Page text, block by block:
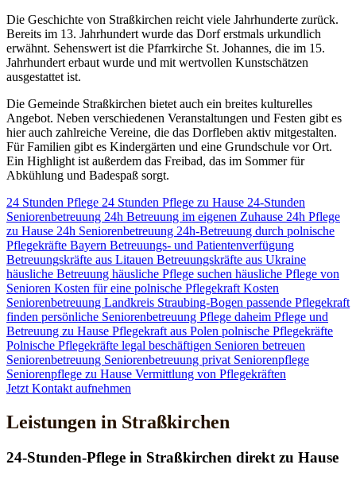
Die Geschichte von Straßkirchen reicht viele Jahrhunderte zurück.
Bereits im 13. Jahrhundert wurde das Dorf erstmals urkundlich
erwähnt. Sehenswert ist die Pfarrkirche St. Johannes, die im 15.
Jahrhundert erbaut wurde und mit wertvollen Kunstschätzen
ausgestattet ist.
Die Gemeinde Straßkirchen bietet auch ein breites kulturelles
Angebot. Neben verschiedenen Veranstaltungen und Festen gibt es
hier auch zahlreiche Vereine, die das Dorfleben aktiv mitgestalten.
Für Familien gibt es Kindergärten und eine Grundschule vor Ort.
Ein Highlight ist außerdem das Freibad, das im Sommer für
Abkühlung und Badespaß sorgt.
24 Stunden Pflege 24 Stunden Pflege zu Hause 24-Stunden
Seniorenbetreuung 24h Betreuung im eigenen Zuhause 24h Pflege
zu Hause 24h Seniorenbetreuung 24h-Betreuung durch polnische
Pflegekräfte Bayern Betreuungs- und Patientenverfügung
Betreuungskräfte aus Litauen Betreuungskräfte aus Ukraine
häusliche Betreuung häusliche Pflege suchen häusliche Pflege von
Senioren Kosten für eine polnische Pflegekraft Kosten
Seniorenbetreuung Landkreis Straubing-Bogen passende Pflegekraft
finden persönliche Seniorenbetreuung Pflege daheim Pflege und
Betreuung zu Hause Pflegekraft aus Polen polnische Pflegekräfte
Polnische Pflegekräfte legal beschäftigen Senioren betreuen
Seniorenbetreuung Seniorenbetreuung privat Seniorenpflege
Seniorenpflege zu Hause Vermittlung von Pflegekräften
Jetzt Kontakt aufnehmen
Leistungen in Straßkirchen
24-Stunden-Pflege in Straßkirchen direkt zu Hause